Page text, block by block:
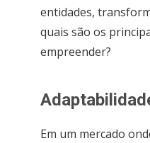
entidades,
quais são os
empreender?
Em um mercado